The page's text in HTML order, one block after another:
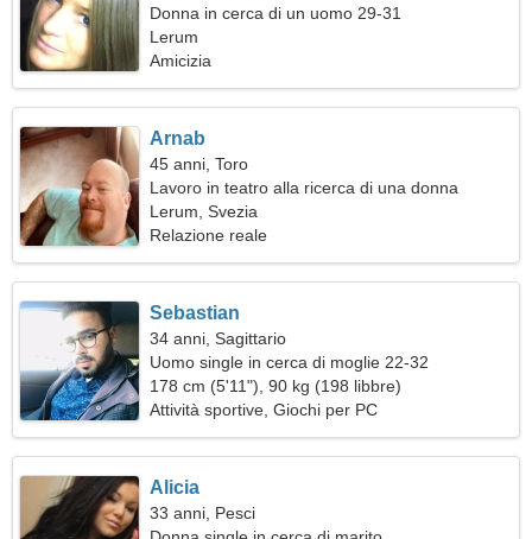
Donna in cerca di un uomo 29-31
Lerum
Amicizia
Arnab
45 anni, Toro
Lavoro in teatro alla ricerca di una donna
fantastica
Lerum, Svezia
Relazione reale
Sebastian
34 anni, Sagittario
Uomo single in cerca di moglie 22-32
178 cm (5'11"), 90 kg (198 libbre)
Attività sportive, Giochi per PC
Alicia
33 anni, Pesci